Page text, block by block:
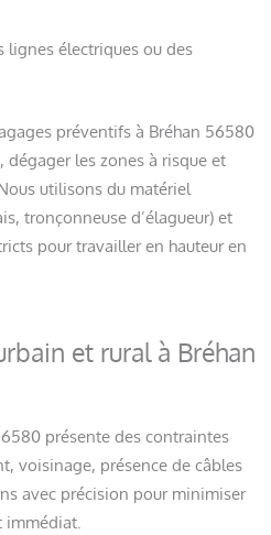
lignes électriques ou des
préventifs à Bréhan 56580
dégager les zones à risque et
utilisons du matériel
tronçonneuse d’élagueur) et
pour travailler en hauteur en
et rural à Bréhan
présente des contraintes
voisinage, présence de câbles
avec précision pour minimiser
immédiat.